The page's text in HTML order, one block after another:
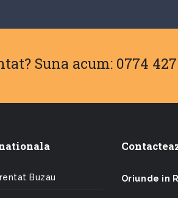
Suna acum: 0774 427
Buzau Oriunde in